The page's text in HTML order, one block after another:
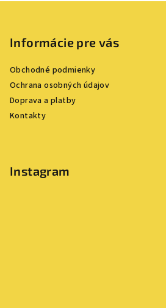
Informácie pre vás
Obchodné podmienky
Ochrana osobných údajov
Doprava a platby
Kontakty
Instagram